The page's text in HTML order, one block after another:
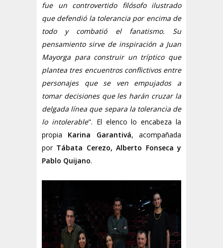
fue un controvertido filósofo ilustrado
que defendió la tolerancia por encima de
todo y combatió el fanatismo. Su
pensamiento sirve de inspiración a Juan
Mayorga para construir un tríptico que
plantea tres encuentros conflictivos entre
personajes que se ven empujados a
tomar decisiones que les harán cruzar la
delgada línea que separa la tolerancia de
lo intolerable". El elenco lo encabeza la
propia Karina Garantivá, acompañada
por Tábata Cerezo, Alberto Fonseca y
Pablo Quijano.